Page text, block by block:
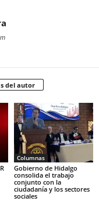
del autor
Columnas
Gobierno de Hidalgo
consolida el trabajo
conjunto con la
ciudadanía y los sectores
sociales